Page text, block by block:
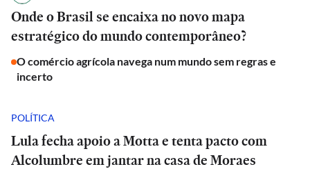
Onde o Brasil se encaixa no novo mapa
estratégico do mundo contemporâneo?
O comércio agrícola navega num mundo sem regras e
incerto
POLÍTICA
Lula fecha apoio a Motta e tenta pacto com
Alcolumbre em jantar na casa de Moraes